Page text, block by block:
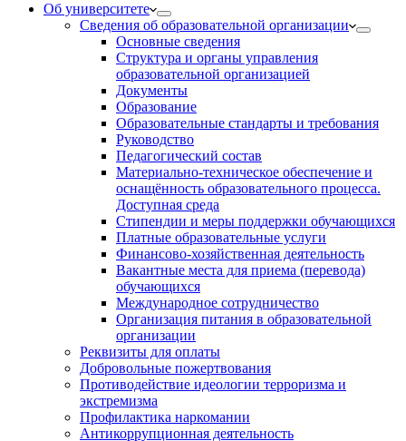
Об университете
Сведения об образовательной организации
Основные сведения
Структура и органы управления
образовательной организацией
Документы
Образование
Образовательные стандарты и требования
Руководство
Педагогический состав
Материально-техническое обеспечение и
оснащённость образовательного процесса.
Доступная среда
Стипендии и меры поддержки обучающихся
Платные образовательные услуги
Финансово-хозяйственная деятельность
Вакантные места для приема (перевода)
обучающихся
Международное сотрудничество
Организация питания в образовательной
организации
Реквизиты для оплаты
Добровольные пожертвования
Противодействие идеологии терроризма и
экстремизма
Профилактика наркомании
Антикоррупционная деятельность